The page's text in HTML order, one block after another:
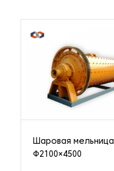
Шаровая мельница
Ф2100×4500